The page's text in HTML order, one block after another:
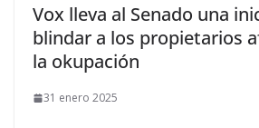
Vox lleva al Senado una
blindar a los propietarios
la okupación
31 enero 2025